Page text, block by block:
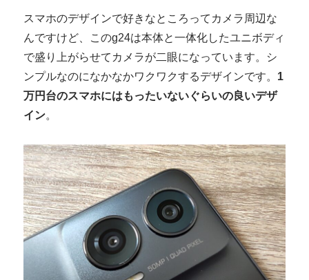
スマホのデザインで好きなところってカメラ周辺な
んですけど、このg24は本体と一体化したユニボディ
で盛り上がらせてカメラが二眼になっています。シ
ンプルなのになかなかワクワクするデザインです。 1
万円台のスマホにはもったいないぐらいの良いデザ
イン。